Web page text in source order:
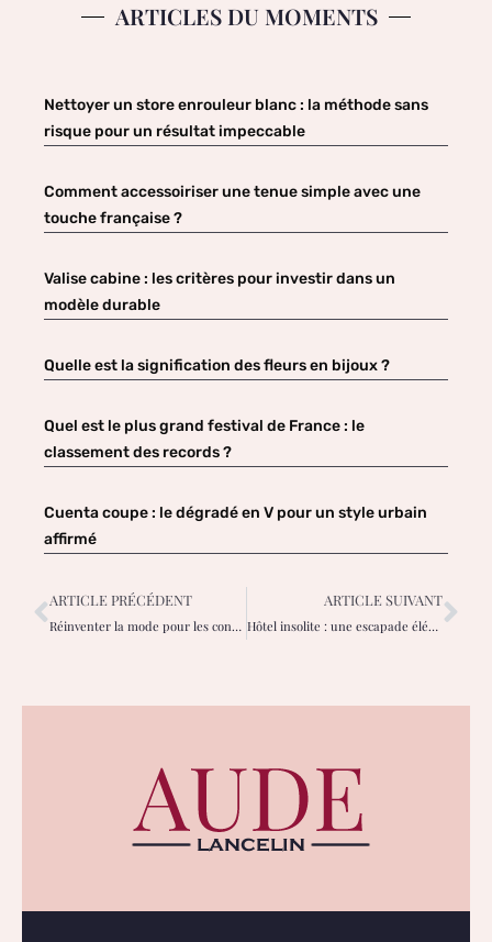
ARTICLES DU MOMENTS
Nettoyer un store enrouleur blanc : la méthode sans
risque pour un résultat impeccable
Comment accessoiriser une tenue simple avec une
touche française ?
Valise cabine : les critères pour investir dans un
modèle durable
Quelle est la signification des fleurs en bijoux ?
Quel est le plus grand festival de France : le
classement des records ?
Cuenta coupe : le dégradé en V pour un style urbain
affirmé
ARTICLE PRÉCÉDENT
Réinventer la mode pour les consommateurs et les créateurs de demain
ARTICLE SUIVANT
Hôtel insolite : une escapade élégante et atypique pour se reconnecter à soi